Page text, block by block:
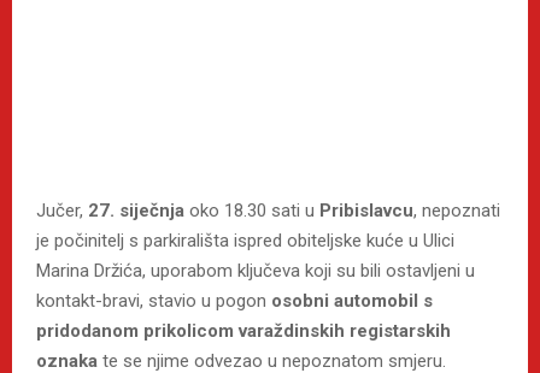
Jučer, 27. siječnja oko 18.30 sati u Pribislavcu, nepoznati
je počinitelj s parkirališta ispred obiteljske kuće u Ulici
Marina Držića, uporabom ključeva koji su bili ostavljeni u
kontakt-bravi, stavio u pogon osobni automobil s
pridodanom prikolicom varaždinskih registarskih
oznaka te se njime odvezao u nepoznatom smjeru.